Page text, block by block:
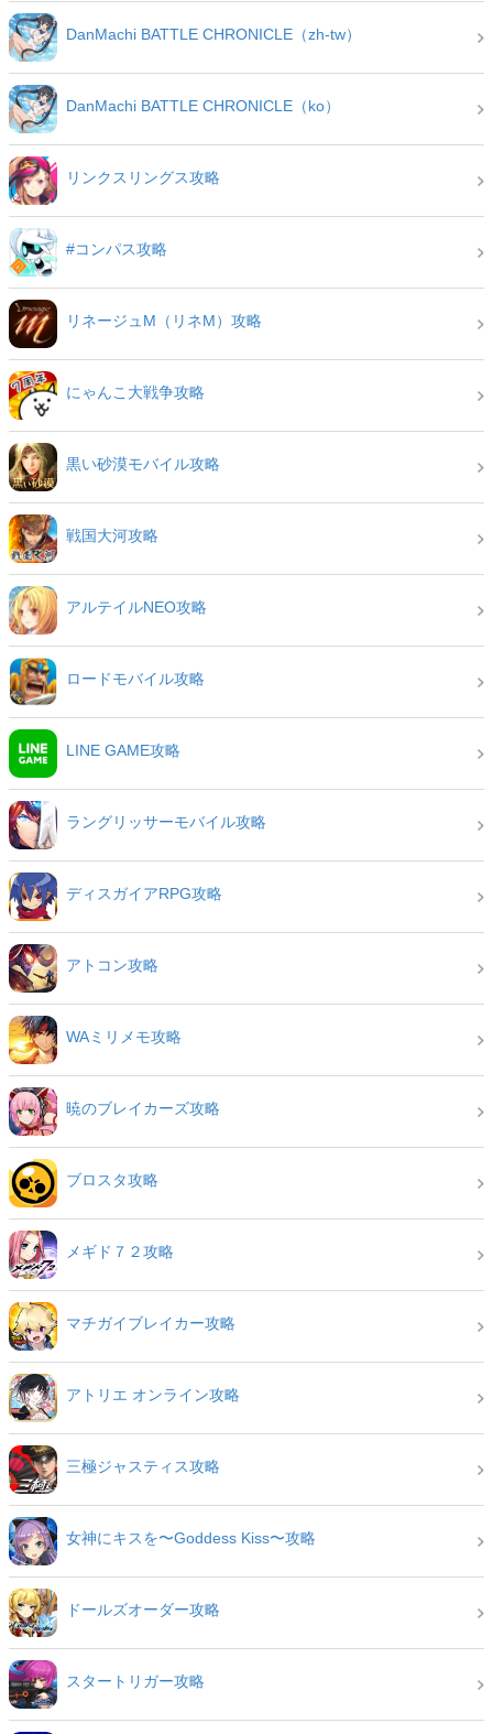
DanMachi BATTLE CHRONICLE（zh-tw）
DanMachi BATTLE CHRONICLE（ko）
リンクスリングス攻略
#コンパス攻略
リネージュM（リネM）攻略
にゃんこ大戦争攻略
黒い砂漠モバイル攻略
戦国大河攻略
アルテイルNEO攻略
ロードモバイル攻略
LINE GAME攻略
ラングリッサーモバイル攻略
ディスガイアRPG攻略
アトコン攻略
WAミリメモ攻略
暁のブレイカーズ攻略
ブロスタ攻略
メギド７２攻略
マチガイブレイカー攻略
アトリエ オンライン攻略
三極ジャスティス攻略
女神にキスを〜Goddess Kiss〜攻略
ドールズオーダー攻略
スタートリガー攻略